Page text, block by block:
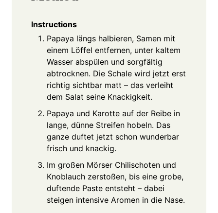
Instructions
Papaya längs halbieren, Samen mit
einem Löffel entfernen, unter kaltem
Wasser abspülen und sorgfältig
abtrocknen. Die Schale wird jetzt erst
richtig sichtbar matt – das verleiht
dem Salat seine Knackigkeit.
Papaya und Karotte auf der Reibe in
lange, dünne Streifen hobeln. Das
ganze duftet jetzt schon wunderbar
frisch und knackig.
Im großen Mörser Chilischoten und
Knoblauch zerstoßen, bis eine grobe,
duftende Paste entsteht – dabei
steigen intensive Aromen in die Nase.